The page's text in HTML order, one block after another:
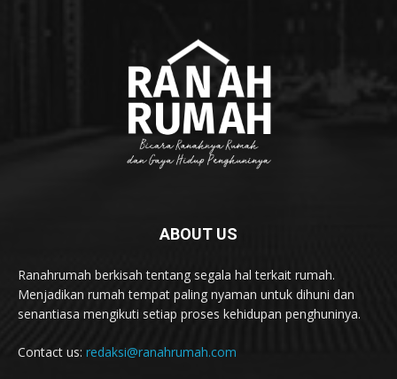
ABOUT US
Ranahrumah berkisah tentang segala hal terkait rumah.
Menjadikan rumah tempat paling nyaman untuk dihuni dan
senantiasa mengikuti setiap proses kehidupan penghuninya.
Contact us: redaksi@ranahrumah.com